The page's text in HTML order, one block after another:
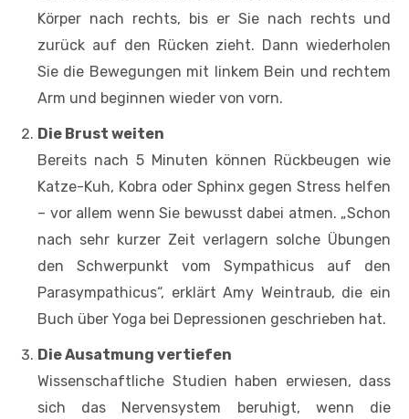
Körper nach rechts, bis er Sie nach rechts und
zurück auf den Rücken zieht. Dann wiederholen
Sie die Bewegungen mit linkem Bein und rechtem
Arm und beginnen wieder von vorn.
Die Brust weiten
Bereits nach 5 Minuten können Rückbeugen wie
Katze-Kuh, Kobra oder Sphinx gegen Stress helfen
– vor allem wenn Sie bewusst dabei atmen. „Schon
nach sehr kurzer Zeit verlagern solche Übungen
den Schwerpunkt vom Sympathicus auf den
Parasympathicus“, erklärt Amy Weintraub, die ein
Buch über Yoga bei Depressionen geschrieben hat.
Die Ausatmung vertiefen
Wissenschaftliche Studien haben erwiesen, dass
sich das Nervensystem beruhigt, wenn die